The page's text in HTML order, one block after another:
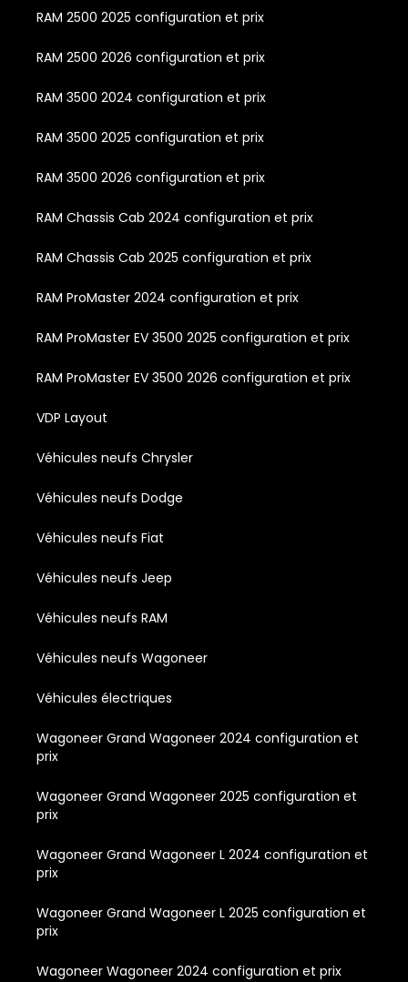
RAM 2500 2025 configuration et prix
RAM 2500 2026 configuration et prix
RAM 3500 2024 configuration et prix
RAM 3500 2025 configuration et prix
RAM 3500 2026 configuration et prix
RAM Chassis Cab 2024 configuration et prix
RAM Chassis Cab 2025 configuration et prix
RAM ProMaster 2024 configuration et prix
RAM ProMaster EV 3500 2025 configuration et prix
RAM ProMaster EV 3500 2026 configuration et prix
VDP Layout
Véhicules neufs Chrysler
Véhicules neufs Dodge
Véhicules neufs Fiat
Véhicules neufs Jeep
Véhicules neufs RAM
Véhicules neufs Wagoneer
Véhicules électriques
Wagoneer Grand Wagoneer 2024 configuration et
prix
Wagoneer Grand Wagoneer 2025 configuration et
prix
Wagoneer Grand Wagoneer L 2024 configuration et
prix
Wagoneer Grand Wagoneer L 2025 configuration et
prix
Wagoneer Wagoneer 2024 configuration et prix